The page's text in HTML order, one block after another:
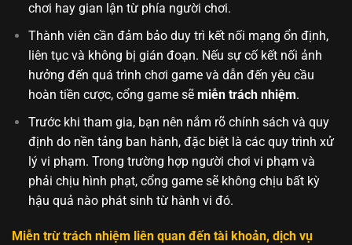
chơi hay gian lận từ phía người chơi.
Thành viên cần đảm bảo duy trì kết nối mạng ổn định,
liên tục và không bị gián đoạn. Nếu sự cố kết nối ảnh
hưởng đến quá trình chơi game và dẫn đến yêu cầu
hoàn tiền cược, cổng game sẽ miễn trách nhiệm.
Trước khi tham gia, bạn nên nắm rõ chính sách và quy
định do nền tảng ban hành, đặc biệt là các quy trình xử
lý vi phạm. Trong trường hợp người chơi vi phạm và
phải chịu hình phạt, cổng game sẽ không chịu bất kỳ
hậu quả nào phát sinh từ hành vi đó.
Miễn trừ trách nhiệm liên quan đến tài khoản, dịch vụ